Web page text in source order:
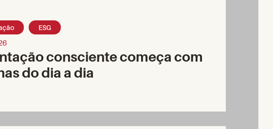
ESG
consciente começa com
do dia a dia